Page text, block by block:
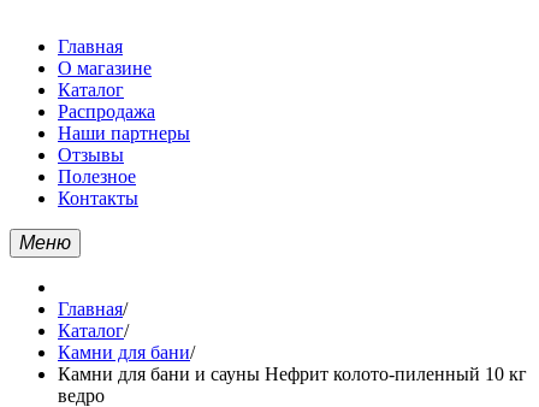
Главная
О магазине
Каталог
Распродажа
Наши партнеры
Отзывы
Полезное
Контакты
Меню
Главная/
Каталог/
Камни для бани/
Камни для бани и сауны Нефрит колото-пиленный 10 кг
ведро